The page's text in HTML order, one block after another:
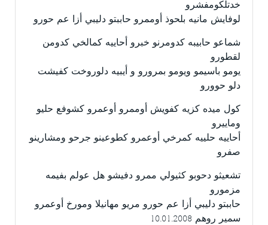
خدتلكومفشرو
لوفايش مانيه بلحوذ أوممرو حاببتو دليبي أزا عم حورو
شماعو حابيبه كدومرنو خبرو أحاييه كمالخي كدومن
لقطورو
يومو باسيمو ويومو بمرورو و أيبيه دلوروخت كفيشت
دلو حوورو
كول ميده كزيه كفويش أوممرو أوعمرو كشوفع حليو
وماييرو
أحاييه حلييه كمرخي أوعمرو كطوعينو جرحو ومشارينو
صفرو
تشعيثو دحوبو كثيولي ممرو دفيشو هل عولم بفيمه
مزمورو
حاببتو دليبي أزا عم حورو مريو مهانيلا ومورخ أوعمرو
سمير روهم 10.01.2008